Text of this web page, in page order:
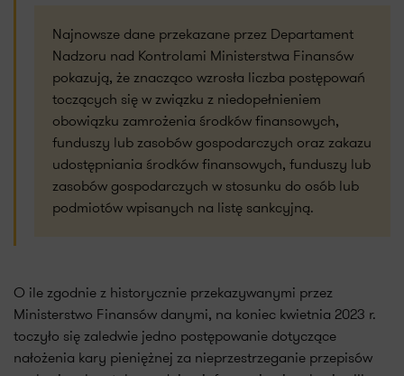
Najnowsze dane przekazane przez Departament
Nadzoru nad Kontrolami Ministerstwa Finansów
pokazują, że znacząco wzrosła liczba postępowań
toczących się w związku z niedopełnieniem
obowiązku zamrożenia środków finansowych,
funduszy lub zasobów gospodarczych oraz zakazu
udostępniania środków finansowych, funduszy lub
zasobów gospodarczych w stosunku do osób lub
podmiotów wpisanych na listę sankcyjną.
O ile zgodnie z historycznie przekazywanymi przez
Ministerstwo Finansów danymi, na koniec kwietnia 2023 r.
toczyło się zaledwie jedno postępowanie dotyczące
nałożenia kary pieniężnej za nieprzestrzeganie przepisów